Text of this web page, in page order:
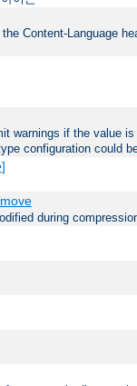
Content-Language
warnings if the value
configuration could
]
during